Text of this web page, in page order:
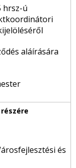
hrsz-ú
aláírására
és